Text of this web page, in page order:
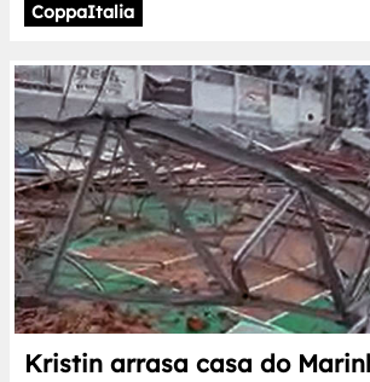
CoppaItalia
Kristin arrasa casa do